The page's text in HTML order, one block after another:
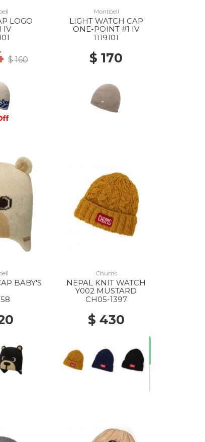
LOGO
IV
$ 160
Montbell
LIGHT WATCH CAP
ONE-POINT #1 IV
1119101
$ 170
BABY'S
Chums
NEPAL KNIT WATCH
Y002 MUSTARD
CH05-1397
$ 430